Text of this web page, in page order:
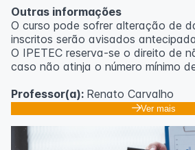
Outras informações
O curso pode sofrer alteração de
inscritos serão avisados
O IPETEC reserva-se o direito de
caso não atinja o número mínimo
Professor(a): Renato Carvalho
Ver mais